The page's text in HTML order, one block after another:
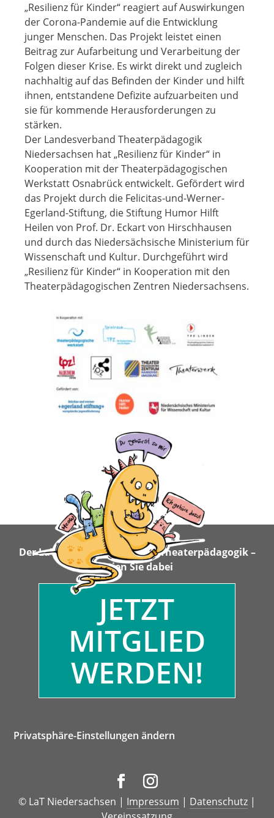
„Resilienz für Kinder“ reagiert auf Auswirkungen
der Corona-Pandemie auf die Entwicklung
junger Menschen. Das Projekt leistet einen
Beitrag zur Aufarbeitung und Verarbeitung der
Folgen dieser Krise. Es wirkt direkt und zugleich
nachhaltig auf das Befinden der Kinder und hilft
ihnen, entstandene Defizite aufzuarbeiten und
sie für kommende Herausforderungen zu
stärken.
Der Landesverband Theaterpädagogik
Niedersachsen hat „Resilienz für Kinder“ in
Kooperation mit der Theaterpädagogischen
Werkstatt Osnabrück entwickelt. Gefördert wird
das Projekt durch die Felicitas-und-Werner-
Egerland-Stiftung, die Stiftung Humor Hilft
Heilen von Prof. Dr. Eckart von Hirschhausen
und durch das Niedersächsische Ministerium für
Wissenschaft und Kultur. Durchgeführt wird
„Resilienz für Kinder“ in Kooperation mit den
Theaterpädagogischen Zentren Niedersachsens.
Der LaT macht sich stark für Theaterpädagogik –
seien Sie dabei
JETZT
MITGLIED
WERDEN!
Privatsphäre-Einstellungen ändern
© LaT Niedersachsen | Impressum | Datenschutz |